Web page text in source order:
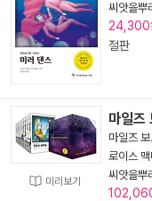
씨앗을뿌
24,300
절판
미리보기
마일즈
마일즈
로이스
씨앗을뿌